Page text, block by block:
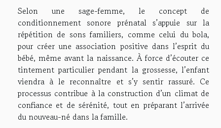
Selon une sage-femme, le concept de
conditionnement sonore prénatal s’appuie sur la
répétition de sons familiers, comme celui du bola,
pour créer une association positive dans l’esprit du
bébé, même avant la naissance. À force d’écouter ce
tintement particulier pendant la grossesse, l’enfant
viendra à le reconnaître et s’y sentir rassuré. Ce
processus contribue à la construction d’un climat de
confiance et de sérénité, tout en préparant l’arrivée
du nouveau-né dans la famille.